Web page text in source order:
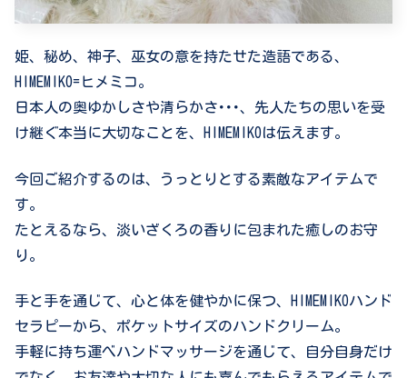
姫、秘め、神子、巫女の意を持たせた造語である、
HIMEMIKO=ヒメミコ。
日本人の奥ゆかしさや清らかさ･･･、先人たちの思いを受
け継ぐ本当に大切なことを、
HIMEMIKOは伝えます。
今回ご紹介するのは、うっとりとする素敵なアイテムで
す。
たとえるなら、淡いざくろの香りに包まれた癒しのお守
り。
手と手を通じて、心と体を健やかに保つ、HIMEMIKOハンド
セラピーから、ポケットサイズのハンドクリーム。
手軽に持ち運べハンドマッサージを通じて、自分自身だけ